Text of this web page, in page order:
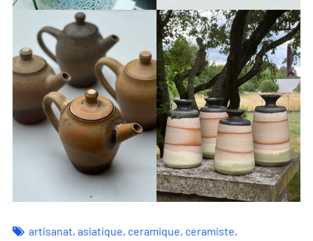
artisanat,asiatique, ceramique, ceramiste,